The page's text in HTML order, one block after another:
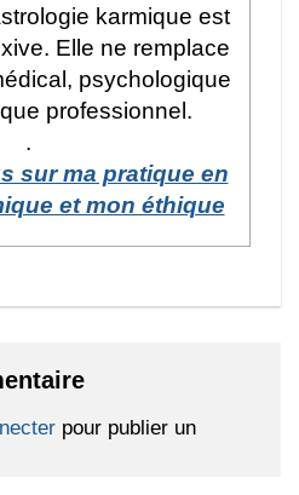
karmique est
Elle ne remplace
psychologique
professionnel.
.
sur ma pratique en
et mon éthique
pour publier un